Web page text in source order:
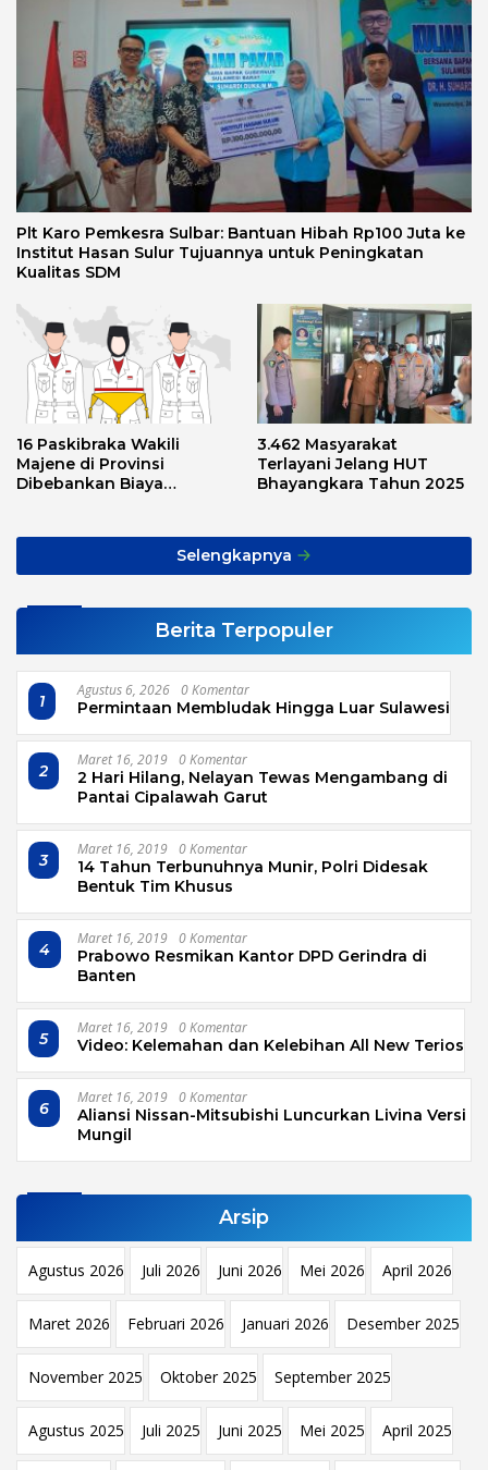
Plt Karo Pemkesra Sulbar: Bantuan Hibah Rp100 Juta ke
Institut Hasan Sulur Tujuannya untuk Peningkatan
Kualitas SDM
16 Paskibraka Wakili
Majene di Provinsi
Dibebankan Biaya
3.462 Masyarakat
Terlayani Jelang HUT
Bhayangkara Tahun 2025
Selengkapnya
Berita Terpopuler
1
Agustus 6, 2026 0 Komentar
Permintaan Membludak Hingga Luar Sulawesi
2
Maret 16, 2019 0 Komentar
2 Hari Hilang, Nelayan Tewas Mengambang di
Pantai Cipalawah Garut
3
Maret 16, 2019 0 Komentar
14 Tahun Terbunuhnya Munir, Polri Didesak
Bentuk Tim Khusus
4
Maret 16, 2019 0 Komentar
Prabowo Resmikan Kantor DPD Gerindra di
Banten
5
Maret 16, 2019 0 Komentar
Video: Kelemahan dan Kelebihan All New Terios
6
Maret 16, 2019 0 Komentar
Aliansi Nissan-Mitsubishi Luncurkan Livina Versi
Mungil
Arsip
Agustus 2026 Juli 2026 Juni 2026 Mei 2026 April 2026
Maret 2026 Februari 2026 Januari 2026 Desember 2025
November 2025 Oktober 2025 September 2025
Agustus 2025 Juli 2025 Juni 2025 Mei 2025 April 2025